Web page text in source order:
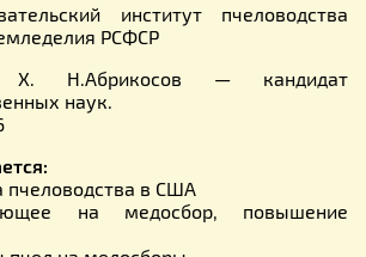
институт пчеловодства
РСФСР
Х. Н.Абрикосов — кандидат
наук.
пчеловодства в США
на медосбор, повышение